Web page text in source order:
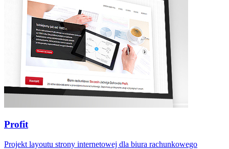
Profit
Projekt layoutu strony internetowej dla biura rachunkowego